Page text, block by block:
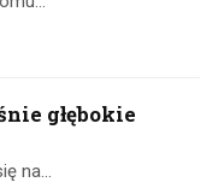
głębokie
na…